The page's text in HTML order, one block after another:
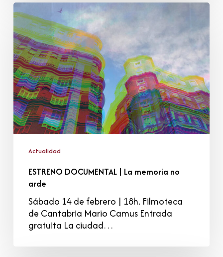
ESTRENO
DOCUMENTAL
|
La
memoria
no
arde
Actualidad
ESTRENO DOCUMENTAL | La memoria no
arde
Sábado 14 de febrero | 18h. Filmoteca
de Cantabria Mario Camus Entrada
gratuita La ciudad…